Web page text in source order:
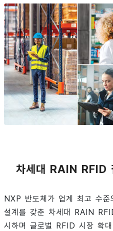
차세대 RAIN RFID
NXP 반도체가 업계 최고 수준
설계를 갖춘 차세대 RAIN
시하며 글로벌 RFID 시장 확